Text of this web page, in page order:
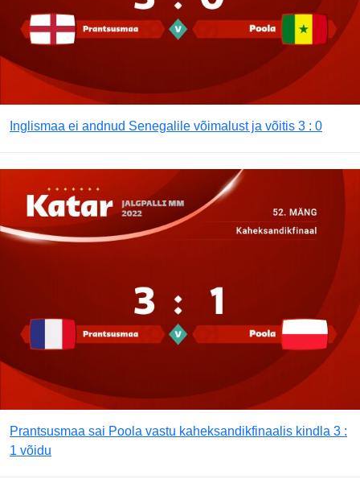
Inglismaa ei andnud Senegalile võimalust ja võitis 3 : 0
Prantsusmaa sai Poola vastu kaheksandikfinaalis kindla 3 :
1 võidu